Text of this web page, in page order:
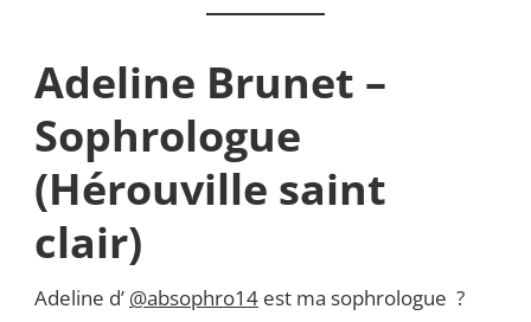
Adeline Brunet –
Sophrologue
(Hérouville saint
clair)
Adeline d’ @absophro14 est ma sophrologue ?